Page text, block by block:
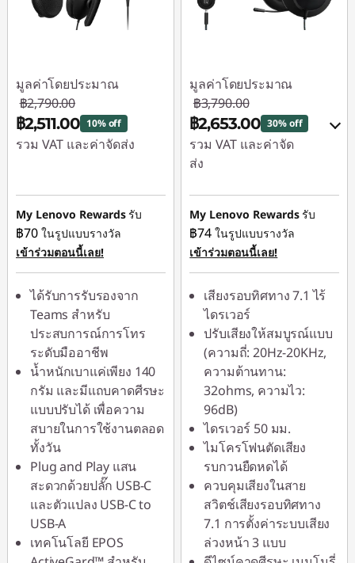
มูลค่าโดยประมาณ
฿2,790.00
฿2,511.00 10% off
รวม VAT และค่าจัดส่ง
฿279.00
My Lenovo Rewardsรับ
฿70 ในรูปแบบรางวัล
เข้าร่วมตอนนี้เลย!
ได้รับการรับรองจาก
Teams สำหรับ
ประสบการณ์การโทร
ระดับมืออาชีพ
น้ำหนักเบาแค่เพียง 140
กรัม และมีแถบคาดศีรษะ
แบบปรับได้ เพื่อความ
สบายในการใช้งานตลอด
ทั้งวัน
Plug and Play แสน
สะดวกด้วยปลั๊ก USB-C
และตัวแปลง USB-C to
USB-A
เทคโนโลยี EPOS
มูลค่าโดยประมาณ
฿3,790.00
฿2,653.00 30% off
รวม VAT และค่าจัด
ส่ง
ประหยัดทันที :-
฿379.00
หรือ
eCoupon :
฿1,137.00
*Savings cannot be
combined
ใช้ eCoupon :
88SALETH
My Lenovo Rewardsรับ
฿74 ในรูปแบบรางวัล
เข้าร่วมตอนนี้เลย!
เสียงรอบทิศทาง 7.1 ไร้
ไดรเวอร์
ปรับเสียงให้สมบูรณ์แบบ
(ความถี่: 20Hz-20KHz,
ความต้านทาน:
32ohms, ความไว:
96dB)
ไดรเวอร์ 50 มม.
ไมโครโฟนตัดเสียง
รบกวนยืดหดได้
ควบคุมเสียงในสาย
สวิตช์เสียงรอบทิศทาง
7.1 การตั้งค่าระบบเสียง
ล่วงหน้า 3 แบบ